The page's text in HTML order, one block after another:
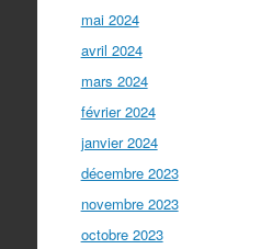
mai 2024
avril 2024
mars 2024
février 2024
janvier 2024
décembre 2023
novembre 2023
octobre 2023